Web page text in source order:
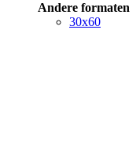
Andere formaten
30x60